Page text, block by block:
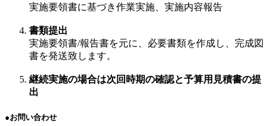
実施要領書に基づき作業実施、実施内容報告
書類提出
実施要領書/報告書を元に、必要書類を作成し、完成図
書を発送致します。
継続実施の場合は次回時期の確認と予算用見積書の提
出
●お問い合わせ